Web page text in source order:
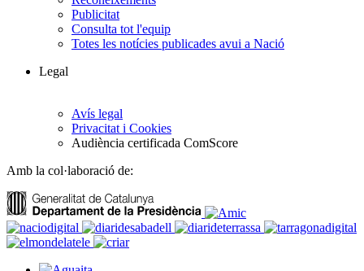
Publicitat
Consulta tot l'equip
Totes les notícies publicades avui a Nació
Legal
Avís legal
Privacitat i Cookies
Audiència certificada ComScore
Amb la col·laboració de: